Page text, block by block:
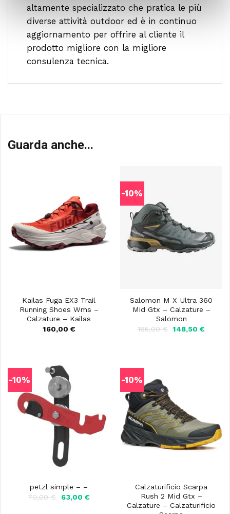
altamente specializzato che pratica le più
diverse attività outdoor ed è in continuo
aggiornamento per offrire al cliente il
prodotto migliore con la migliore
consulenza tecnica.
Guarda anche...
Kailas Fuga EX3 Trail
Running Shoes Wms –
Calzature – Kailas
160,00 €
-10%
Salomon M X Ultra 360
Mid Gtx – Calzature –
Salomon
165,00€ Il
prezzo
148,50€Il
-10%
petzl simple – –
70,00€
Il
63,00 €Il
-10%
Calzaturificio Scarpa
Rush 2 Mid Gtx –
Calzature – Calzaturificio